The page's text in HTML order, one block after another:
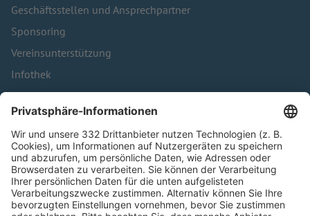
Geschäftsstellen und Ansprechpartner
Sponsoring
Vereinsunterstützung
Infothek
Kontakt
HÄUFIG BESUCHTE SEITEN
Pässe und Vereinswechsel
Trainerausbildung
Schulungsangebot Vereinsmitarbeiter